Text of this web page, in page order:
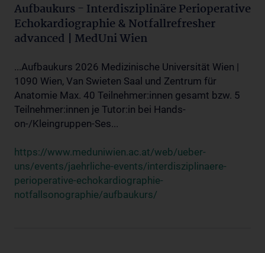
Aufbaukurs - Interdisziplinäre Perioperative
Echokardiographie & Notfallrefresher
advanced | MedUni Wien
...Aufbaukurs 2026 Medizinische Universität Wien |
1090 Wien, Van Swieten Saal und Zentrum für
Anatomie Max. 40 Teilnehmer:innen gesamt bzw. 5
Teilnehmer:innen je Tutor:in bei Hands-
on-/Kleingruppen-Ses...
https://www.meduniwien.ac.at/web/ueber-
uns/events/jaehrliche-events/interdisziplinaere-
perioperative-echokardiographie-
notfallsonographie/aufbaukurs/